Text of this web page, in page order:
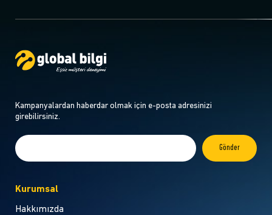
Kampanyalardan haberdar olmak için e-posta adresinizi
girebilirsiniz.
Kurumsal
Hakkımızda